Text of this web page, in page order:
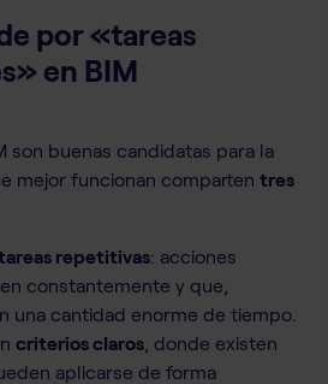
por «tareas
en BIM
son buenas candidatas para la
mejor funcionan comparten tres
repetitivas: acciones
constantemente y que,
una cantidad enorme de tiempo.
criterios claros , donde existen
aplicarse de forma